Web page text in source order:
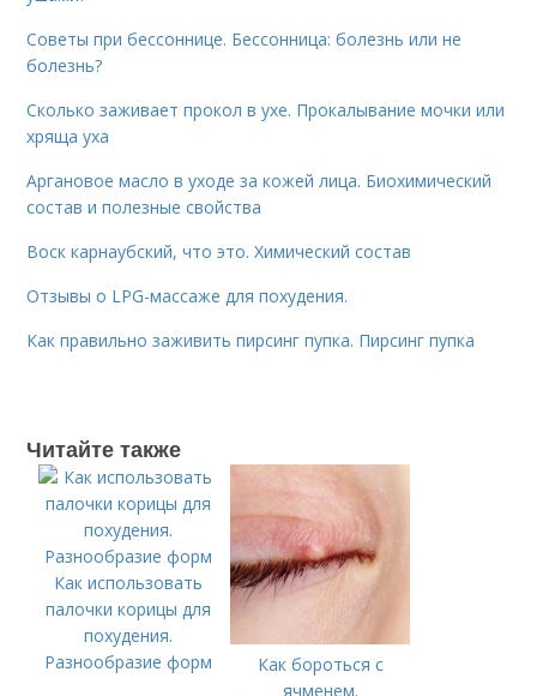
Советы при бессоннице. Бессонница: болезнь или не
болезнь?
Сколько заживает прокол в ухе. Прокалывание мочки или
хряща уха
Аргановое масло в уходе за кожей лица. Биохимический
состав и полезные свойства
Воск карнаубский, что это. Химический состав
Отзывы о LPG-массаже для похудения.
Как правильно заживить пирсинг пупка. Пирсинг пупка
Читайте также
Как использовать
палочки корицы для
похудения.
Разнообразие форм
Как бороться с
ячменем.